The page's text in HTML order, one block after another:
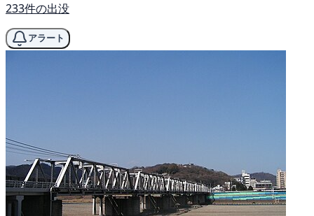
233件の出没
アラート